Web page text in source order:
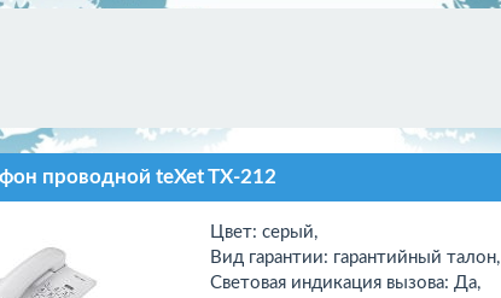
проводной teXet TX-212
Цвет: серый,
Вид гарантии: гарантийный талон,
Световая индикация вызова: Да,